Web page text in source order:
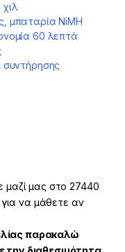
μπαταρία NiMΗ
60 λεπτά
συντήρησης
μαζί μας στο 27440
να μάθετε αν
παρακαλώ